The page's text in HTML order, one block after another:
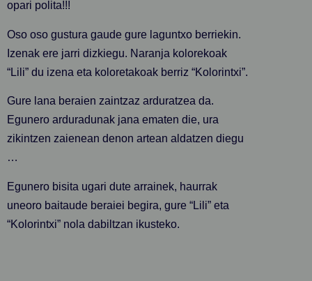
opari polita!!!
Oso oso gustura gaude gure laguntxo berriekin.
Izenak ere jarri dizkiegu. Naranja kolorekoak
“Lili” du izena eta koloretakoak berriz “Kolorintxi”.
Gure lana beraien zaintzaz arduratzea da.
Egunero arduradunak jana ematen die, ura
zikintzen zaienean denon artean aldatzen diegu
…
Egunero bisita ugari dute arrainek, haurrak
uneoro baitaude beraiei begira, gure “Lili” eta
“Kolorintxi” nola dabiltzan ikusteko.